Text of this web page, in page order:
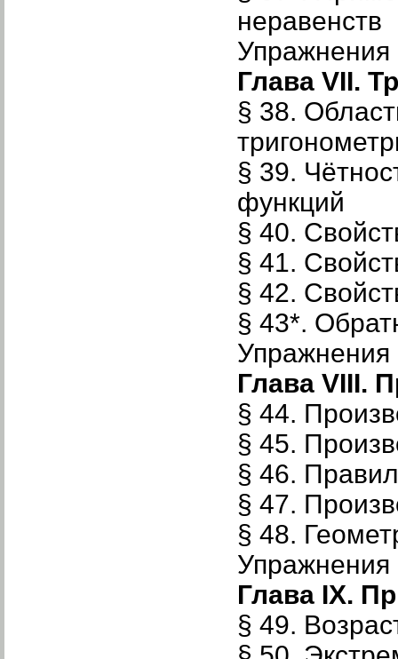
неравенств
Упражнения
Глава VII.
§ 38.
§ 39.
функций
§ 40.
§ 41.
§ 42.
§ 43*.
Упражнения
Глава VIII.
§ 44.
§ 45.
§ 46.
§ 47.
§ 48.
Упражнения
Глава IX.
§ 49.